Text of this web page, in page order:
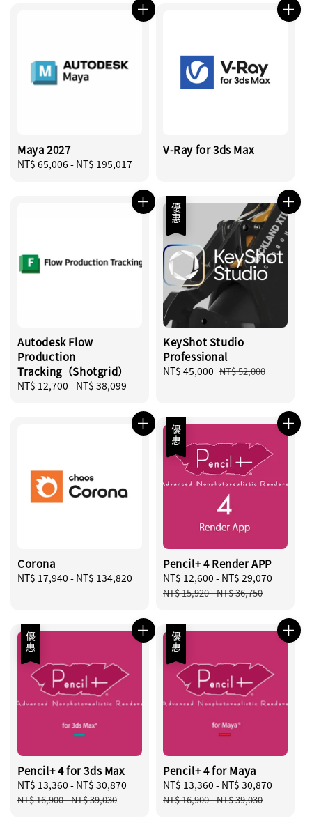
Maya 2027
Regular
NT$ 65,006 - NT$ 195,017
V-Ray for 3ds Max
Autodesk Flow
Production
Tracking（Shotgrid）
Regular
NT$ 12,700 - NT$ 38,099
優惠
KeyShot Studio
Professional
Sale
NT$ 45,000 Regular
NT$ 52,000
Corona
Regular
NT$ 17,940 - NT$ 134,820
優惠
Pencil+ 4 Render APP
Sale
price
NT$ 12,600 - NT$ 29,070
NT$ 15,920-NT$ 36,750
優惠
Pencil+ 4 for 3ds Max
Sale
price
NT$ 13,360 - NT$ 30,870
Regular
NT$ 16,900-NT$ 39,030
優惠
Pencil+ 4 for Maya
Sale
price
NT$ 13,360 - NT$ 30,870
NT$ 16,900-NT$ 39,030